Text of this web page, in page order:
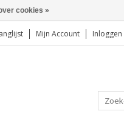
Mijn Account Inloggen
cookies »